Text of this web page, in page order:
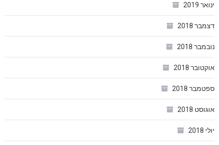
ינואר 2019
דצמבר 2018
נובמבר 2018
אוקטובר 2018
ספטמבר 2018
אוגוסט 2018
יולי 2018